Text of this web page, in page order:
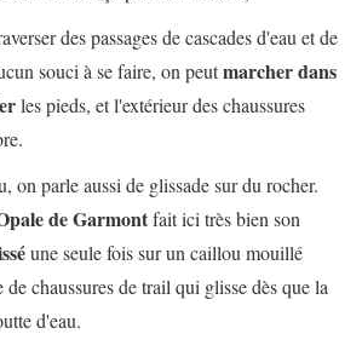
des passages de cascades d'eau et de
souci à se faire, on peutmarcher dans
les pieds, et l'extérieur des chaussures
on parle aussi de glissade sur du rocher.
de Garmontfait ici très bien son
une seule fois sur un caillou mouillé
chaussures de trail qui glisse dès que la
d'eau.